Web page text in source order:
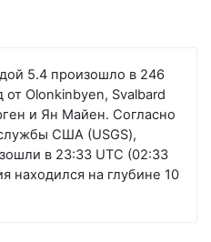
5.4 произошло в 246
Olonkinbyen, Svalbard
и Ян Майен. Согласно
США (USGS),
в 23:33 UTC (02:33
находился на глубине 10